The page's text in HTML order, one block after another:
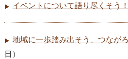
イベントについて語り尽くそう！
地域に一歩踏み出そう、つなが
日 ）